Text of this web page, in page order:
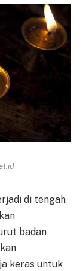
di tengah
badan
keras untuk